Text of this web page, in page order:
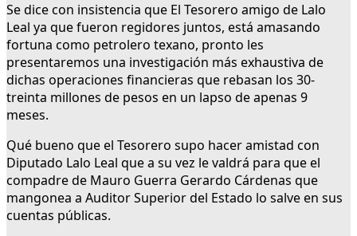
Se dice con insistencia que El Tesorero amigo de Lalo
Leal ya que fueron regidores juntos, está amasando
fortuna como petrolero texano, pronto les
presentaremos una investigación más exhaustiva de
dichas operaciones financieras que rebasan los 30-
treinta millones de pesos en un lapso de apenas 9
meses.
Qué bueno que el Tesorero supo hacer amistad con
Diputado Lalo Leal que a su vez le valdrá para que el
compadre de Mauro Guerra Gerardo Cárdenas que
mangonea a Auditor Superior del Estado lo salve en sus
cuentas públicas.